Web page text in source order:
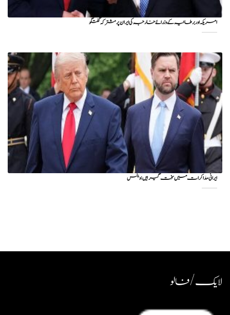
امریکہ اور برطانیہ کے وزرائے خارجہ کی ایران پر مشترکہ گفتگو
ایرانی مذاکرات میں سخت گیر ہیں: وینس
لایک / فالو